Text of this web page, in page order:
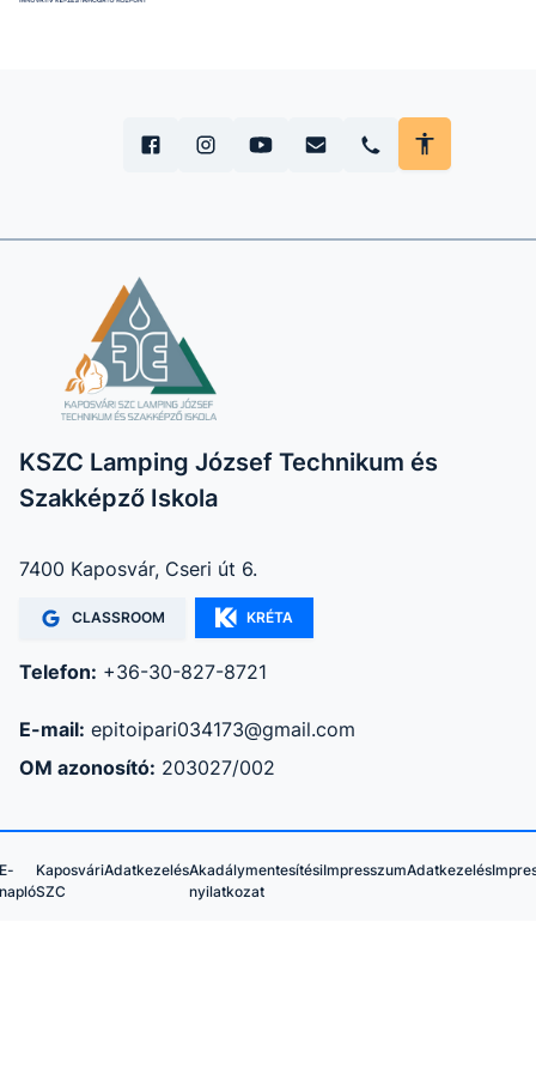
KSZC Lamping József Technikum és
Szakképző Iskola
7400 Kaposvár, Cseri út 6.
CLASSROOM KRÉTA
Telefon: +36-30-827-8721
E-mail: epitoipari034173@gmail.com
OM azonosító: 203027/002
E-
napló
Kaposvári
SZC
AdatkezelésAkadálymentesítési
nyilatkozat
ImpresszumAdatkezelés